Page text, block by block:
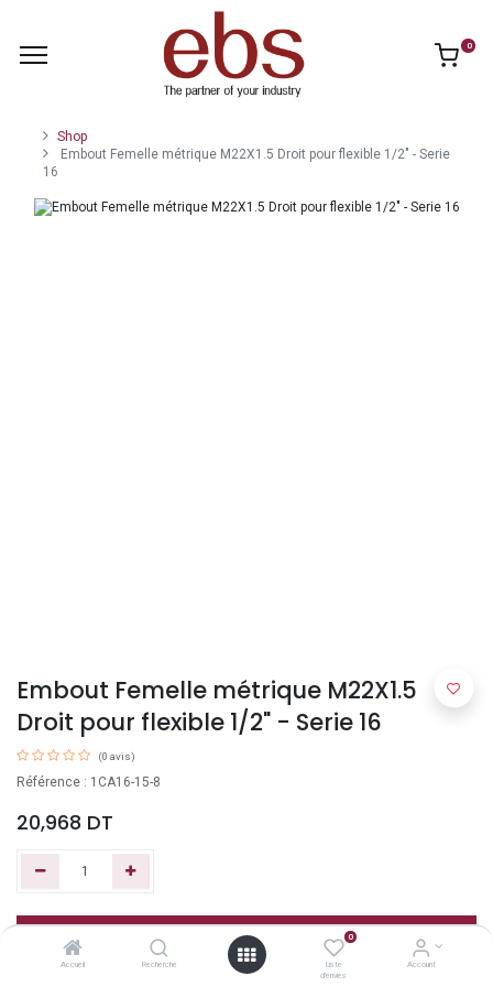
Accueil Recherche
0
Liste
d'envies
Account
0
Shop
Embout Femelle métrique M22X1.5 Droit pour flexible 1/2" - Serie
16
Embout Femelle métrique M22X1.5
Droit pour flexible 1/2" - Serie 16
(0 avis)
Référence : 1CA16-15-8
20,968 DT
Ajouter au panier